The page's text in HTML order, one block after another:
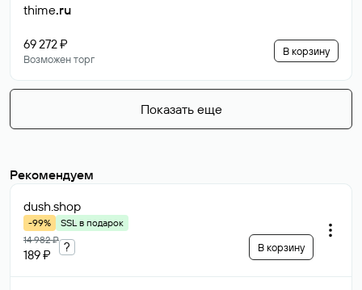
thime.ru
69 272 ₽
Возможен торг
В корзину
Показать еще
Рекомендуем
dush.shop
-99%
SSL в подарок
14 982 ₽
189 ₽
? В корзину